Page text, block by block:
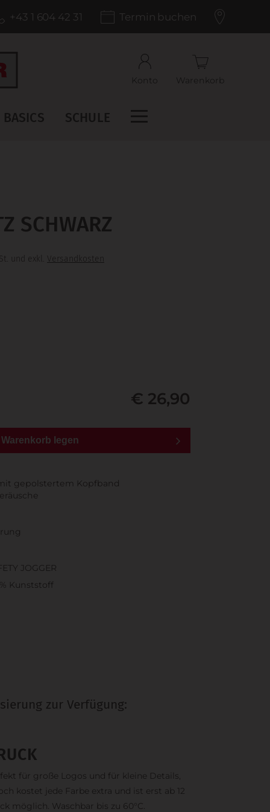
+43 1 604 42 31 Termin buchen
Konto
Warenkorb
BASICS SCHULE
SCHWARZ
und exkl. Versandkosten
€ 26,90
Warenkorb legen
gepolstertem Kopfband
JOGGER
Kunststoff
zur Verfügung:
für große Logos und für kleine Details,
kostet jede Farbe extra und ist erst ab 12
möglich. Waschbar bis zu 60°C.